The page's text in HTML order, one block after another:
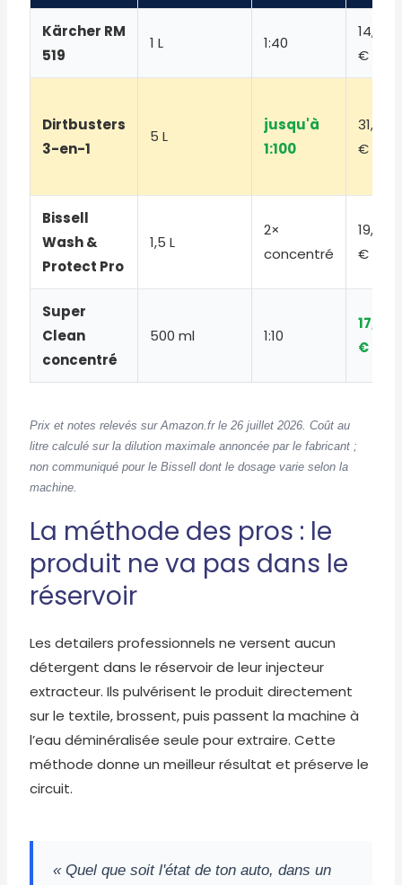
Kärcher RM
519
1 L 1:40
14,90
€
Dirtbusters
3-en-1
5 L
jusqu'à
1:100
31,99
€
Bissell
Wash &
Protect Pro
1,5 L
2×
concentré
19,99
€
Super
Clean
concentré
500 ml 1:10
17,51
€
Prix et notes relevés sur Amazon.fr le 26 juillet 2026. Coût au
litre calculé sur la dilution maximale annoncée par le fabricant ;
non communiqué pour le Bissell dont le dosage varie selon la
machine.
La méthode des pros : le
produit ne va pas dans le
réservoir
Les detailers professionnels ne versent aucun
détergent dans le réservoir de leur injecteur
extracteur. Ils pulvérisent le produit directement
sur le textile, brossent, puis passent la machine à
l’eau déminéralisée seule pour extraire. Cette
méthode donne un meilleur résultat et préserve le
circuit.
« Quel que soit l'état de ton auto, dans un